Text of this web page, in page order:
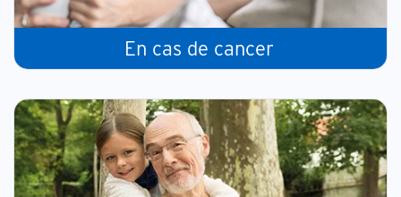
En cas de cancer